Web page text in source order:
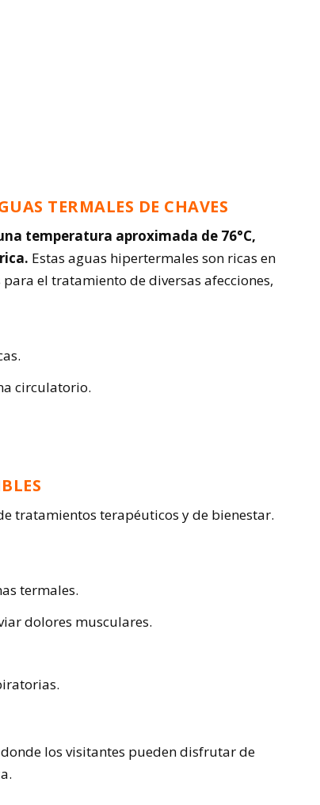
TERMALES DE CHAVES
temperatura aproximada de 76°C,
Estas aguas hipertermales son ricas en
el tratamiento de diversas afecciones,
circulatorio.
tratamientos terapéuticos y de bienestar.
termales.
dolores musculares.
los visitantes pueden disfrutar de